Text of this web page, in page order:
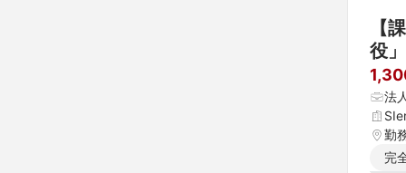
【
役
法
勤
完